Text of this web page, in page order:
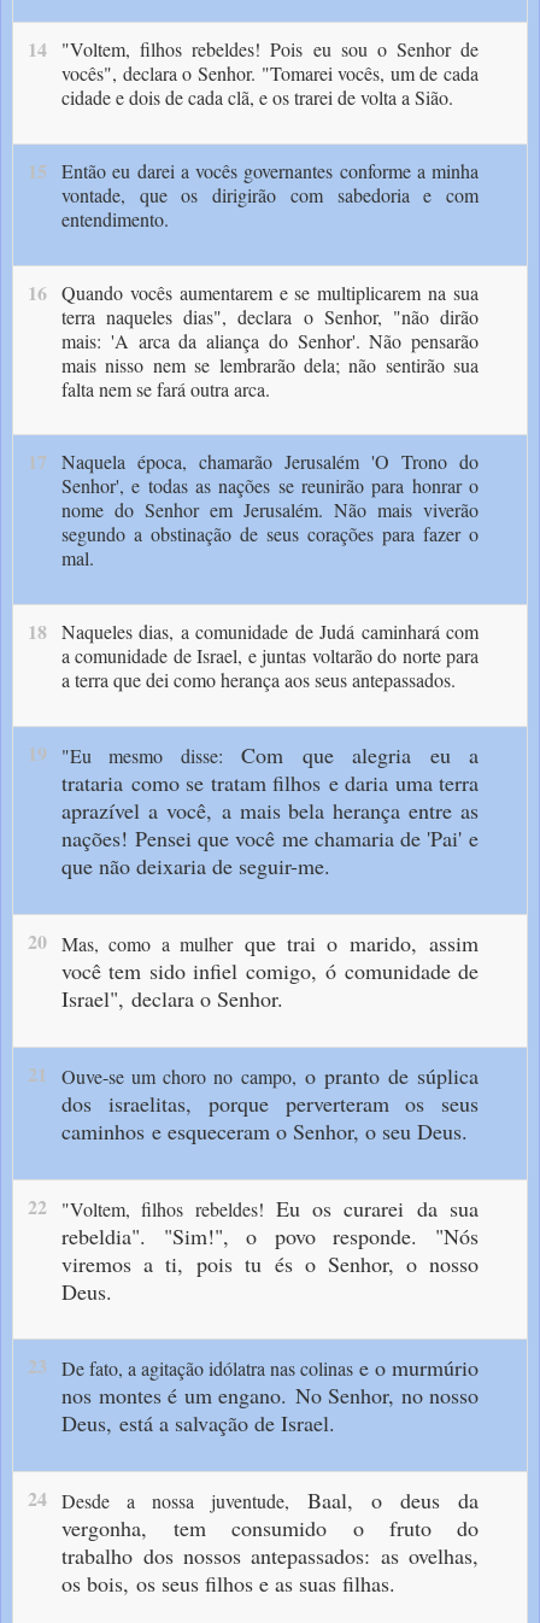
14
"Voltem, filhos rebeldes! Pois eu sou o Senhor de
vocês", declara o Senhor. "Tomarei vocês, um de cada
cidade e dois de cada clã, e os trarei de volta a Sião.
15
Então eu darei a vocês governan­tes conforme a minha
vontade, que os dirigirão com sabedoria e com
entendimento.
16 Quando vocês aumentarem e se multiplicarem na sua
terra naqueles dias", declara o Senhor, "não dirão
mais: 'A arca da aliança do Senhor'. Não pensarão
mais nisso nem se lembrarão dela; não sentirão sua
falta nem se fará outra arca.
17
Naquela época, chamarão Jerusalém 'O Trono do
Senhor', e todas as nações se reuni­rão para honrar o
nome do Senhor em Jerusa­lém. Não mais viverão
segundo a obstinação de seus corações para fazer o
mal.
18 Naqueles dias, a comunidade de Judá caminhará com
a comuni­dade de Israel, e juntas voltarão do norte para
a terra que dei como herança aos seus antepassa­dos.
19 "Eu mesmo disse:Com que alegria eu a
trataria como se tratam filhos e daria uma terra
aprazível a você, a mais bela herança entre as
nações!Pensei que você me chamaria de 'Pai' e
que não deixaria de seguir-me.
20 Mas, como a mulher que trai o marido, assim
você tem sido infiel comigo,ó comunidade de
Israel", declara o Senhor.
21 Ouve-se um choro no campo, o pranto de súplica
dos israelitas,porque perverteram os seus
caminhos e esqueceram o Senhor, o seu Deus.
22 "Voltem, filhos rebeldes! Eu os curarei da sua
rebeldia". "Sim!", o povo responde. "Nós
viremos a ti,pois tu és o Senhor, o nosso
Deus.
23 De fato, a agitação idólatra nas colinas e o murmúrio
nos montes é um engano. No Senhor, no nosso
Deus, está a salvação de Israel.
24 Desde a nossa juventude, Baal, o deus da
vergonha,tem consumido o fruto do
trabalho dos nossos antepassados: as ovelhas,
os bois, os seus filhos e as suas filhas.